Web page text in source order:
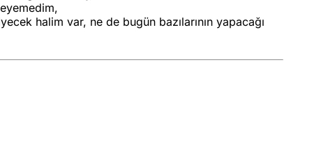
halim var, ne de bugün bazılarının yapacağı